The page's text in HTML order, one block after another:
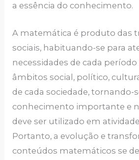
a essência do conhecimento.
A matemática é produto das
sociais, habituando-se para
necessidades de cada
âmbitos social, político,
de cada sociedade, tornando-
conhecimento importante e
deve ser utilizado em
Portanto, a evolução e
conteúdos matemáticos se